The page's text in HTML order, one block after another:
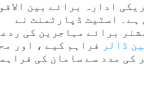
ادارہ برائے بین
ہے۔ اسٹیٹ ڈپارٹمنٹ نے
برائے مہاجرین کی
فراہم کیے ، اور
میں 1.4 ملین ڈالر کی مدد سے سامان کی